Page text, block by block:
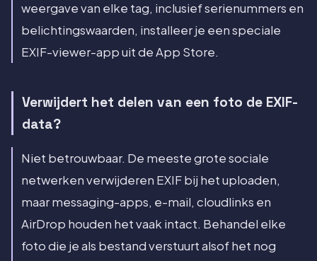
weergave van elke tag, inclusief serienummers en
belichtingswaarden, installeer je een speciale
EXIF-viewer-app uit de App Store.
Verwijdert het delen van een foto de EXIF-
data?
Niet betrouwbaar. De meeste grote sociale
netwerken verwijderen EXIF bij het uploaden,
maar messaging-apps, e-mail, cloudlinks en
AirDrop houden het vaak intact. Behandel elke
foto die je als bestand verstuurt alsof het nog